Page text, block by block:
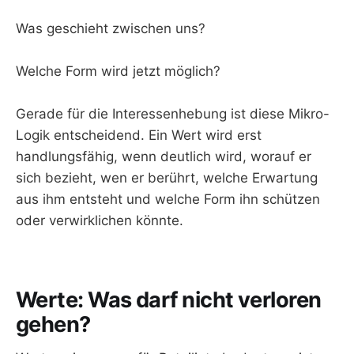
Was geschieht zwischen uns?
Welche Form wird jetzt möglich?
Gerade für die Interessenhebung ist diese Mikro-
Logik entscheidend. Ein Wert wird erst
handlungsfähig, wenn deutlich wird, worauf er
sich bezieht, wen er berührt, welche Erwartung
aus ihm entsteht und welche Form ihn schützen
oder verwirklichen könnte.
Werte: Was darf nicht verloren
gehen?